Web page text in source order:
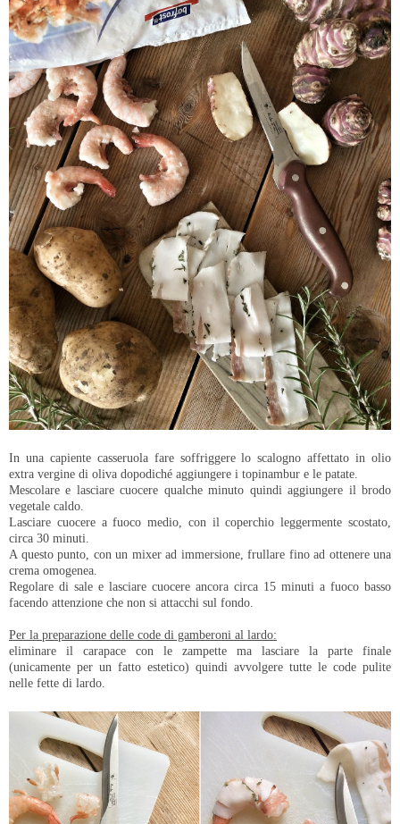
In una capiente casseruola fare soffriggere lo scalogno affettato in olio
extra vergine di oliva dopodiché aggiungere i topinambur e le patate.
Mescolare e lasciare cuocere qualche minuto quindi aggiungere il brodo
vegetale caldo.
Lasciare cuocere a fuoco medio, con il coperchio leggermente scostato,
circa 30 minuti.
A questo punto, con un mixer ad immersione, frullare fino ad ottenere una
crema omogenea.
Regolare di sale e lasciare cuocere ancora circa 15 minuti a fuoco basso
facendo attenzione che non si attacchi sul fondo.
Per la preparazione delle code di gamberoni al lardo:
eliminare il carapace con le zampette ma lasciare la parte finale
(unicamente per un fatto estetico) quindi avvolgere tutte le code pulite
nelle fette di lardo.